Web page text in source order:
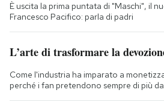
È uscita la prima puntata di "Maschi", il
Francesco Pacifico: parla di padri
L’arte di trasformare la
Come l'industria ha imparato a
perché i fan pretendono sempre di più